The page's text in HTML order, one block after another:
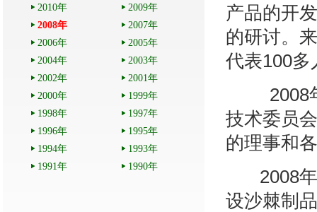
2010年
2009年
2008年
2007年
2006年
2005年
2004年
2003年
2002年
2001年
2000年
1999年
1998年
1997年
1996年
1995年
1994年
1993年
1991年
1990年
产品的开
的研讨。
代表100多
2008
技术委员
的理事和
2008年
设沙棘制